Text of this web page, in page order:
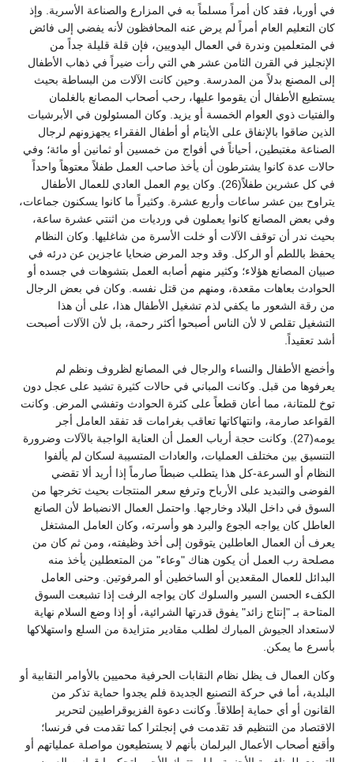
في أوربا، فقد كان أمراً مسلماً به في المزارع والصناعة الأسرية. وإذ
كان التعليم العام أمراً لم يرض عنه المحافظون لأنه يفضي إلى فائض
في المتعلمين وندرة في العمال اليدويين، فإن قلة قليلة جداً من
الإنجليز في القرن الثامن عشر هي التي رأت ضيراً في ذهاب الأطفال
إلى المصنع بدلاً من المدرسة. وحين كانت الآلات من البساطة بحيث
يستطيع الأطفال أن يقوموا عليها، رحب أصحاب المصانع بالغلمان
والفتيات ذوي العوام الخمسة أو يزيد. وكان المسئولون في الأبرشيات
الذين ضاقوا بالإنفاق على الأيتام أو أطفال الفقراء يجهزونهم لرجال
الصناعة مغتبطين، أحياناً في أفواج من خمسين أو ثمانين أو مائة؛ وفي
حالات عدة كانوا يشترطون أن يأخذ صاحب العمل طفلاً معتوهاً واحداً
في كل عشرين طفلاً(26). وكان يوم العمل العادي للعمال الأطفال
يتراوح بين عشر ساعات وأربع عشرة. وكثيراً ما كانوا يسكنون جماعات،
وفي بعض المصانع كانوا يعملون في ورديات من اثنتي عشرة ساعة،
بحيث ندر أن توقف الآلات أو خلت الأسرة من شاغليها. وكان النظام
يحفظ باللطم أو الركل. وقد وجد المرض ضحايا عاجزين عن درئه في
صبيان المصانع هؤلاء؛ وكثير منهم أصابه العمل بتشوهات في جسده أو
الحوادث بعاهات مقعدة، ومنهم من قتل نفسه. وكان في بعض الرجال
من رقة الشعور ما يكفي لذم تشغيل الأطفال هذا، على أن هذا
التشغيل تقلص لا لأن الناس أصبحوا أكثر رحمة، بل لأن الآلات أصبحت
أشد تعقيداً.
وأخضع الأطفال والنساء والرجال في المصانع لظروف ونظم لم
يعرفوها من قبل. وكانت المباني في حالات كثيرة تشيد على عجل دون
توخ للمتانة، مما أعان قطعاً على كثرة الحوادث وتفشي المرض. وكانت
القواعد صارمة، وانتهاكاتها تعاقب بغرامات قد تفقد العامل أجر
يومه(27). وكانت حجة أرباب العمل أن العناية الواجبة بالآلات وضرورة
التنسيق بين مختلف العمليات، والعادات المتسيبة لسكان لم يألفوا
النظام أو السرعة-كل هذا يتطلب ضبطاً صارماً إذا أريد ألا تقضي
الفوضى والتبديد على الأرباح وترفع سعر المنتجات بحيث تخرجها من
السوق في داخل البلاد وخارجها. واحتمل العمال الانضباط لأن الصانع
العاطل كان يواجه الجوع والبرد هو وأسرته، وكان العامل المشتغل
يعرف أن العمال العاطلين يتوقون إلى أخذ وظيفته، ومن ثم كان من
مصلحة رب العمل أن يكون هناك "وعاء" من المتعطلين يأخذ منه
البدائل للعمال المقعدين أو الساخطين أو المرفوتين. وحنى العامل
الكفء الحسن السير والسلوك كان يواجه الرفت إذا تشبعت السوق
المتاحة بـ "إنتاج زائد" يفوق قدرتها الشرائية، أو إذا وضع السلام نهاية
لاستعداد الجيوش المبارك لطلب مقادير متزايدة من السلع واستهلاكها
بأسرع ما يمكن.
وكان العمال ف يظل نظام النقابات الحرفية محميين بالأوامر النقابية أو
البلدية، أما في حركة التصنيع الجديدة فلم يجدوا حماية تذكر من
القانون أو أي حماية إطلاقاً. وكانت دعوة الفزيوقراطيين لتحرير
الاقتصاد من التنظيم قد تقدمت في إنجلترا كما تقدمت في فرنسا؛
وأقنع أصحاب الأعمال البرلمان بأنهم لا يستطيعون مواصلة عملياتهم أو